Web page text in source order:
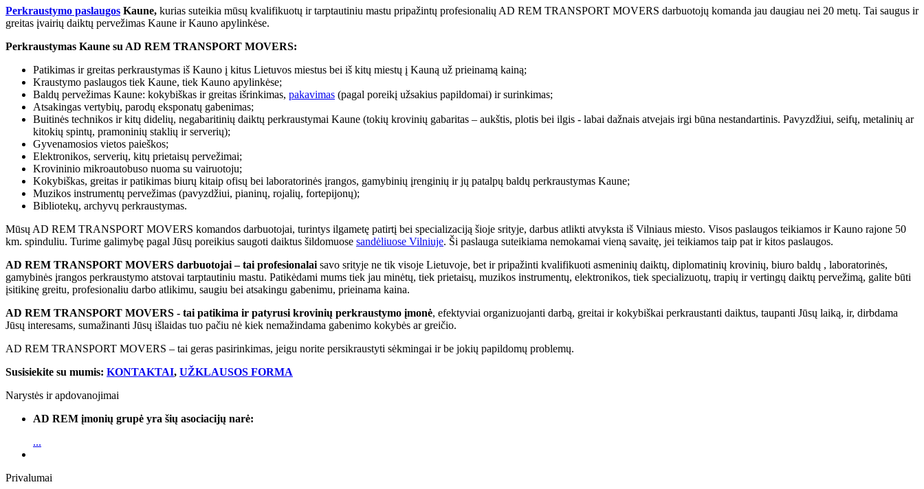
Perkraustymo paslaugos Kaune, kurias suteikia mūsų kvalifikuotų ir tarptautiniu mastu pripažintų profesionalių AD REM TRANSPORT MOVERS darbuotojų komanda jau daugiau nei 20 metų. Tai saugus ir
greitas įvairių daiktų pervežimas Kaune ir Kauno apylinkėse.
Perkraustymas Kaune su AD REM TRANSPORT MOVERS:
Patikimas ir greitas perkraustymas iš Kauno į kitus Lietuvos miestus bei iš kitų miestų į Kauną už prieinamą kainą;
Kraustymo paslaugos tiek Kaune, tiek Kauno apylinkėse;
Baldų pervežimas Kaune: kokybiškas ir greitas išrinkimas, pakavimas (pagal poreikį užsakius papildomai) ir surinkimas;
Atsakingas vertybių, parodų eksponatų gabenimas;
Buitinės technikos ir kitų didelių, negabaritinių daiktų perkraustymai Kaune (tokių krovinių gabaritas – aukštis, plotis bei ilgis - labai dažnais atvejais irgi būna nestandartinis. Pavyzdžiui, seifų, metalinių ar
kitokių spintų, pramoninių staklių ir serverių);
Gyvenamosios vietos paieškos;
Elektronikos, serverių, kitų prietaisų pervežimai;
Krovininio mikroautobuso nuoma su vairuotoju;
Kokybiškas, greitas ir patikimas biurų kitaip ofisų bei laboratorinės įrangos, gamybinių įrenginių ir jų patalpų baldų perkraustymas Kaune;
Muzikos instrumentų pervežimas (pavyzdžiui, pianinų, rojalių, fortepijonų);
Bibliotekų, archyvų perkraustymas.
Mūsų AD REM TRANSPORT MOVERS komandos darbuotojai, turintys ilgametę patirtį bei specializaciją šioje srityje, darbus atlikti atvyksta iš Vilniaus miesto. Visos paslaugos teikiamos ir Kauno rajone 50
km. spinduliu. Turime galimybę pagal Jūsų poreikius saugoti daiktus šildomuose sandėliuose Vilniuje. Ši paslauga suteikiama nemokamai vieną savaitę, jei teikiamos taip pat ir kitos paslaugos.
AD REM TRANSPORT MOVERS darbuotojai – tai profesionalai savo srityje ne tik visoje Lietuvoje, bet ir pripažinti kvalifikuoti asmeninių daiktų, diplomatinių krovinių, biuro baldų , laboratorinės,
gamybinės įrangos perkraustymo atstovai tarptautiniu mastu. Patikėdami mums tiek jau minėtų, tiek prietaisų, muzikos instrumentų, elektronikos, tiek specializuotų, trapių ir vertingų daiktų pervežimą, galite būti
įsitikinę greitu, profesionaliu darbo atlikimu, saugiu bei atsakingu gabenimu, prieinama kaina.
AD REM TRANSPORT MOVERS - tai patikima ir patyrusi krovinių perkraustymo įmonė, efektyviai organizuojanti darbą, greitai ir kokybiškai perkraustanti daiktus, taupanti Jūsų laiką, ir, dirbdama
Jūsų interesams, sumažinanti Jūsų išlaidas tuo pačiu nė kiek nemažindama gabenimo kokybės ar greičio.
AD REM TRANSPORT MOVERS – tai geras pasirinkimas, jeigu norite persikraustyti sėkmingai ir be jokių papildomų problemų.
Susisiekite su mumis: KONTAKTAI, UŽKLAUSOS FORMA
Narystės ir apdovanojimai
AD REM įmonių grupė yra šių asociacijų narė:
...
Privalumai